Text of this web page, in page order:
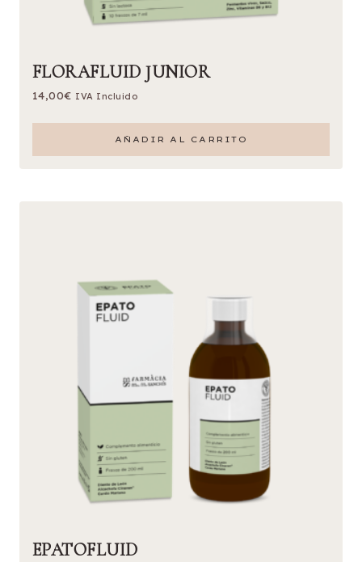
FLORAFLUID JUNIOR
14,00€ IVA Incluido
AÑADIR AL CARRITO
EPATOFLUID